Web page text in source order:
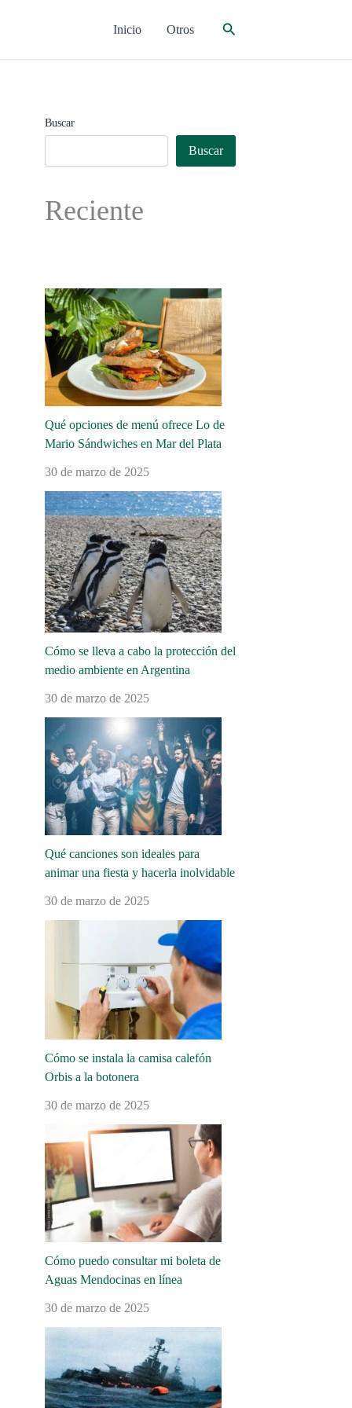
Inicio Otros Buscar
Buscar
Buscar
Reciente
Qué opciones de menú ofrece Lo de
Mario Sándwiches en Mar del Plata
30 de marzo de 2025
Cómo se lleva a cabo la protección del
medio ambiente en Argentina
30 de marzo de 2025
Qué canciones son ideales para
animar una fiesta y hacerla inolvidable
30 de marzo de 2025
Cómo se instala la camisa calefón
Orbis a la botonera
30 de marzo de 2025
Cómo puedo consultar mi boleta de
Aguas Mendocinas en línea
30 de marzo de 2025